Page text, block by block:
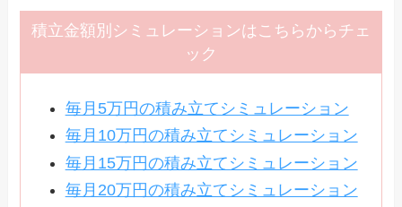
積立金額別シミュレーションはこちらからチェ
ック
毎月5万円の積み立てシミュレーション
毎月10万円の積み立てシミュレーション
毎月15万円の積み立てシミュレーション
毎月20万円の積み立てシミュレーション